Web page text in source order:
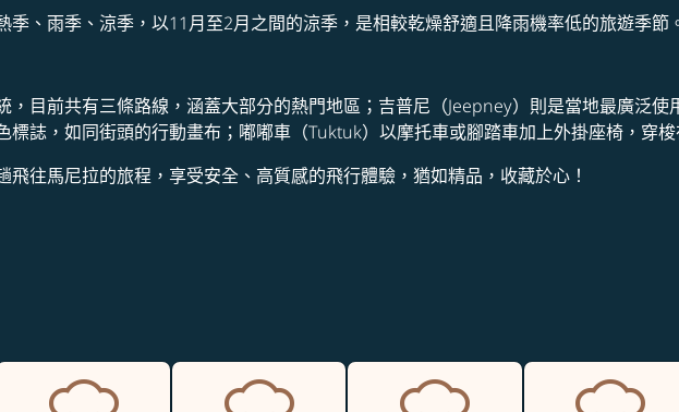
季、雨季、涼季，以11月至2月之間的涼季，是相較乾燥舒適且降雨機率低的旅遊季節
，目前共有三條路線，涵蓋大部分的熱門地區；吉普尼（Jeepney）則是當地最廣泛
標誌，如同街頭的行動畫布；嘟嘟車（Tuktuk）以摩托車或腳踏車加上外掛座椅，穿
飛往馬尼拉的旅程，享受安全、高質感的飛行體驗，猶如精品，收藏於心！